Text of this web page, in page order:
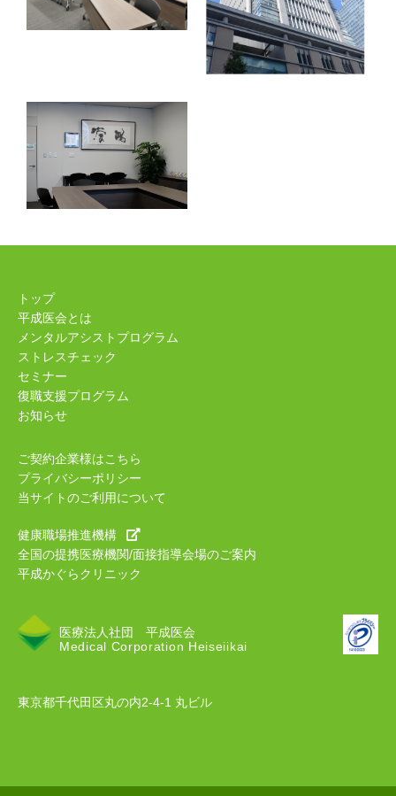
トップ
平成医会とは
メンタルアシストプログラム
ストレスチェック
セミナー
復職支援プログラム
お知らせ
ご契約企業様はこちら
プライバシーポリシー
当サイトのご利用について
健康職場推進機構
全国の提携医療機関/面接指導会場のご案内
平成かぐらクリニック
医療法人社団 平成医会
Medical Corporation Heiseiikai
東京都千代田区丸の内2-4-1 丸ビル